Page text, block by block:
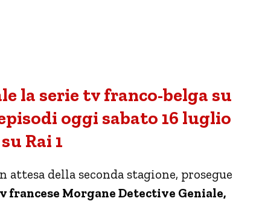
la serie tv franco-belga su
oggi sabato 16 luglio
Rai 1
attesa della seconda stagione, prosegue
francese Morgane Detective Geniale,